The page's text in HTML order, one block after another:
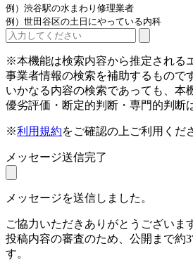
例）渋谷駅の水まわり修理業者
例）世田谷区の土日にやっている内科
※本機能は検索内容から推定される
事業者情報の検索を補助するもので
いかなる内容の検索であっても、本
優劣評価・断定的判断・専門的判断
※利用規約をご確認の上ご利用くだ
メッセージ送信完了
メッセージを送信しました。
ご協力いただきありがとうございま
投稿内容の審査のため、公開まで約
す。